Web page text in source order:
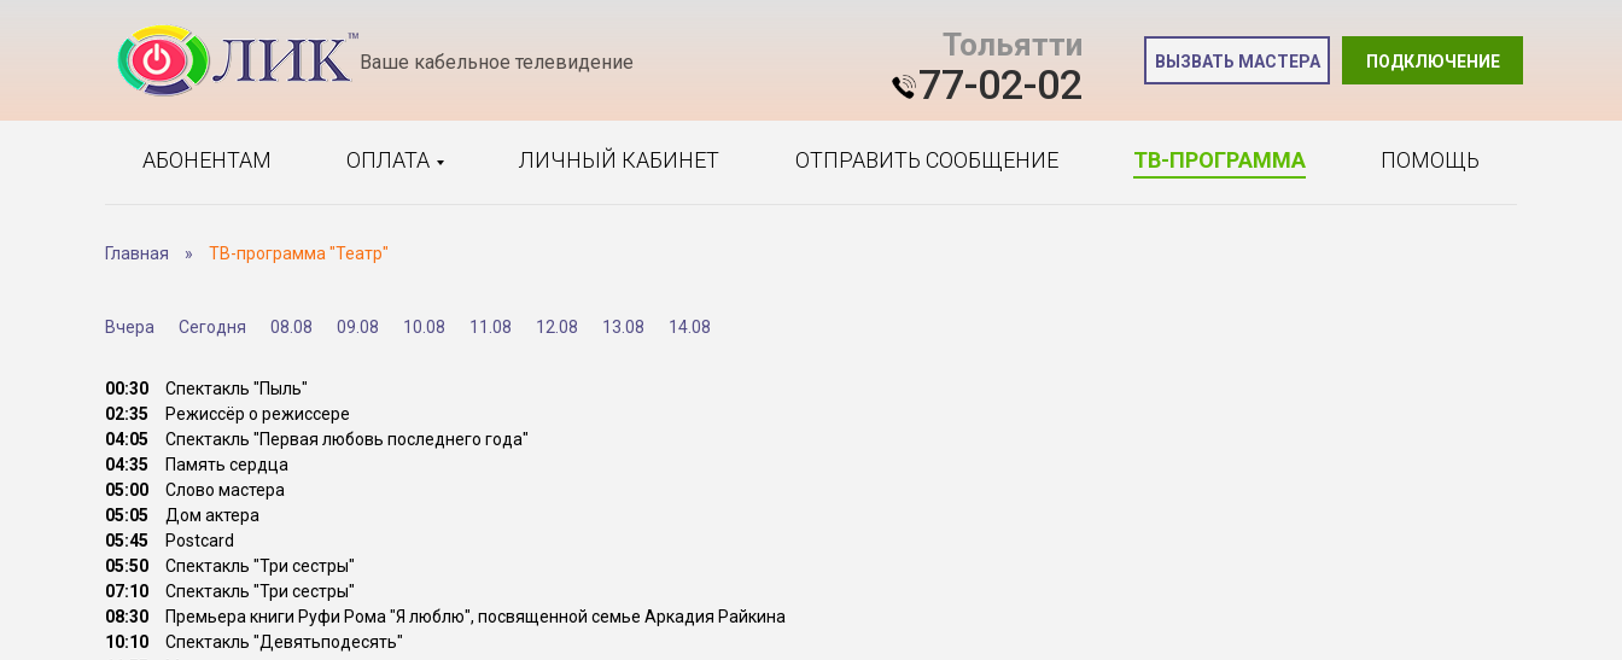
Ваше кабельное телевидение Тольятти
77-02-02 ПОДКЛЮЧЕНИЕ
ВЫЗВАТЬ МАСТЕРА
АБОНЕНТАМ ОПЛАТА ЛИЧНЫЙ КАБИНЕТ ОТПРАВИТЬ СООБЩЕНИЕ ТВ-ПРОГРАММА ПОМОЩЬ
Главная » ТВ-программа "Театр"
Вчера Сегодня 08.08 09.08 10.08 11.08 12.08 13.08 14.08
00:30
Спектакль "Пыль"
02:35
Режиссёр о режиссере
04:05
Спектакль "Первая любовь последнего года"
04:35
Память сердца
05:00
Слово мастера
05:05
Дом актера
05:45
Postcard
05:50
Спектакль "Три сестры"
07:10
Спектакль "Три сестры"
08:30
Премьера книги Руфи Рома "Я люблю", посвященной семье Аркадия Райкина
10:10
Спектакль "Девятьподесять"